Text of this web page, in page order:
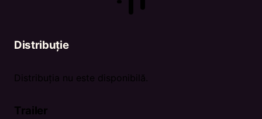
Distribuție
Distribuția nu este disponibilă.
Trailer